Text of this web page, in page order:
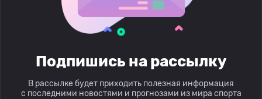
Подпишись на рассылку
В рассылке будет приходить полезная информация
с последними новостями и прогнозами из мира спорта